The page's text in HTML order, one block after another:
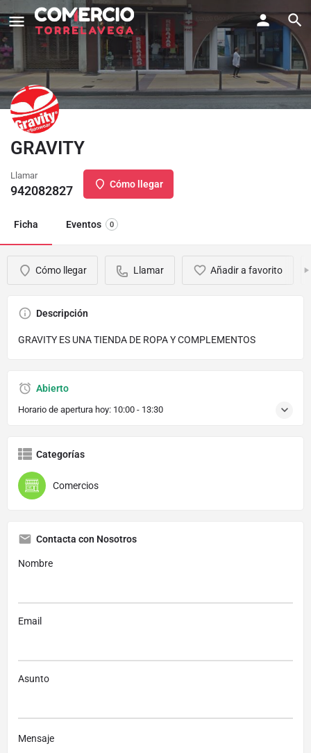
GRAVITY
Llamar
942082827 Cómo llegar
Ficha Eventos 0
Cómo llegar Llamar Añadir a favorito
Descripción
GRAVITY ES UNA TIENDA DE ROPA Y COMPLEMENTOS
Abierto
Horario de apertura hoy: 10:00 - 13:30
Categorías
Comercios
Contacta con Nosotros
Nombre
Email
Asunto
Mensaje